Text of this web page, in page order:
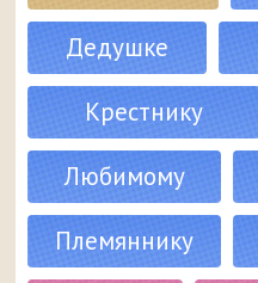
Дедушке
Крестнику
Любимому
Племяннику